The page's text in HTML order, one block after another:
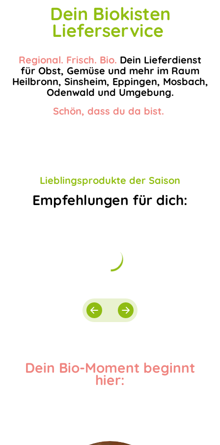
Dein Biokisten
Lieferservice
Regional. Frisch. Bio. Dein Lieferdienst
für Obst, Gemüse und mehr im Raum
Heilbronn, Sinsheim, Eppingen, Mosbach,
Odenwald und Umgebung.
Schön, dass du da bist.
Lieblingsprodukte der Saison
Empfehlungen für dich:
Dein Bio-Moment beginnt
hier: